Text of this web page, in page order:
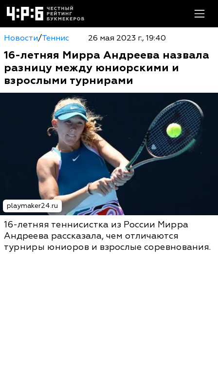
Новости/Теннис 26 мая 2023 г., 19:40
16-летняя Мирра Андреева назвала
разницу между юниорскими и
взрослыми турнирами
playmaker24.ru
16-летняя теннисистка из России Мирра
Андреева рассказала, чем отличаются
турниры юниоров и взрослые соревнования.